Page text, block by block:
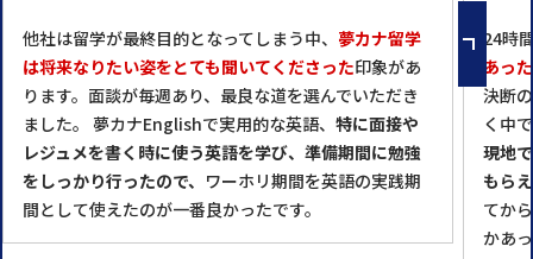
他社は留学が最終目的となってしまう中、 夢カナ留学
は将来なりたい姿をとても聞いてくださった印象があ
ります。面談が毎週あり、最良な道を選んでいただき
ました。 夢カナEnglishで実用的な英語、 特に面接や
レジュメを書く時に使う英語を学び、準備期間に勉強
をしっかり行ったので、 ワーホリ期間を英語の実践期
間として使えたのが一番良かったです。
24時
あっ
決断
く中
現地
もら
てか
かあ